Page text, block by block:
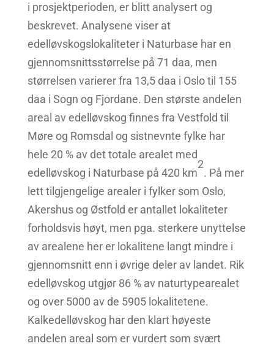
i prosjektperioden, er blitt analysert og
beskrevet. Analysene viser at
edelløvskogslokaliteter i Naturbase har en
gjennomsnittsstørrelse på 71 daa, men
størrelsen varierer fra 13,5 daa i Oslo til 155
daa i Sogn og Fjordane. Den største andelen
areal av edelløvskog finnes fra Vestfold til
Møre og Romsdal og sistnevnte fylke har
hele 20 % av det totale arealet med
edelløvskog i Naturbase på 420 km
2
. På mer
lett tilgjengelige arealer i fylker som Oslo,
Akershus og Østfold er antallet lokaliteter
forholdsvis høyt, men pga. sterkere unyttelse
av arealene her er lokalitene langt mindre i
gjennomsnitt enn i øvrige deler av landet. Rik
edelløvskog utgjør 86 % av naturtypearealet
og over 5000 av de 5905 lokalitetene.
Kalkedelløvskog har den klart høyeste
andelen areal som er vurdert som svært